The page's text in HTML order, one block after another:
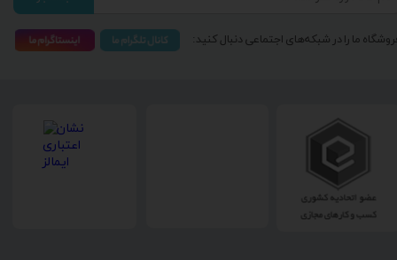
ما را در شبکه‌های اجتماعی دنبال کنید: